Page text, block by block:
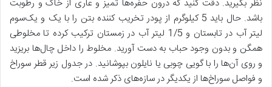
نظر بگیرید. دقت کنید که درون حفره‌ها تمیز و عاری از خاک و رطوبت
باشد. حال باید 5 کیلوگرم از پودر تخریب کننده بتن را با یک و یک‌سوم
لیتر آب در تابستان و 1/5 لیتر آب در زمستان ترکیب کرده تا مخلوطی
همگن و بدون وجود حباب به دست آورید. مخلوط را داخل چال‌ها بریزید
و روی آن‌ها را با گویی چوبی یا نایلون بپوشانید. در جدول زیر قطر سوراخ
و فواصل سوراخ‌ها از یکدیگر در سازه‌های ذکر شده است.